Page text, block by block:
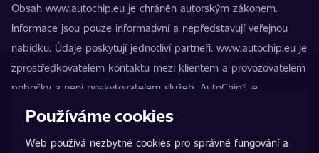
Obsah www.autochip.eu je chráněn autorským zákonem.
Informace jsou pouze informativní a nepředstavují veřejnou
nabídku. Údaje poskytují jednotliví partneři. www.autochip.eu je
zprostředkovatelem kontaktu mezi klientem a provozovatelem
pobočky a není poskytovatelem služeb. AutoChip® je
registrovaná ochranná známka Petra Kučery. Úpravy, které
nezpůsobilosti vozidla k provozu na pozemních komunikacích.
Používáme cookies
Web používá nezbytné cookies pro správné fungování a